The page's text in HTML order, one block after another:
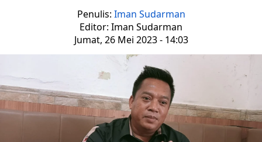
Penulis: Iman Sudarman
Editor: Iman Sudarman
Jumat, 26 Mei 2023 - 14:03